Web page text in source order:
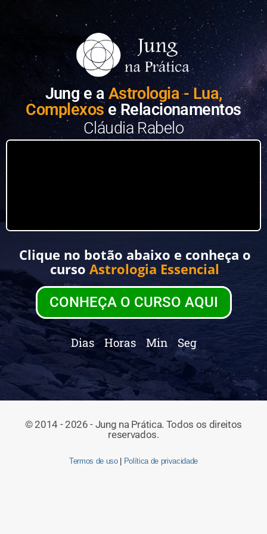
Jung e aAstrologia - Lua,
Complexose Relacionamentos
Cláudia Rabelo
Clique no botão abaixo e conheça o
curso Astrologia Essencial
CONHEÇA O CURSO AQUI
Dias Horas Min Seg
© 2014 - 2026 - Jung na Prática. Todos os direitos
reservados.
Termos de uso| Política de privacidade